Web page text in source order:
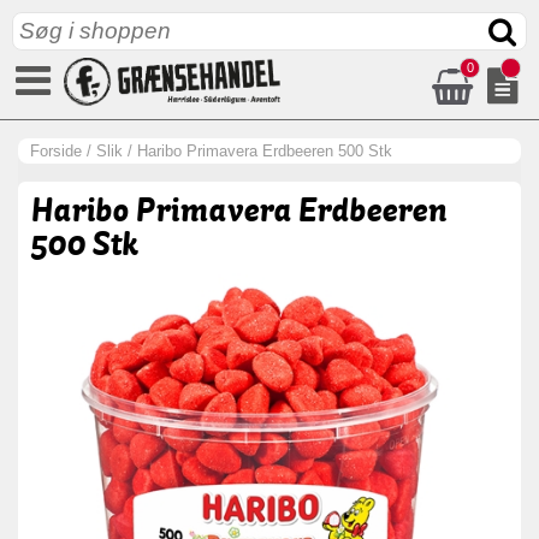
0
Forside / Slik / Haribo Primavera Erdbeeren 500 Stk
Haribo Primavera Erdbeeren
500 Stk